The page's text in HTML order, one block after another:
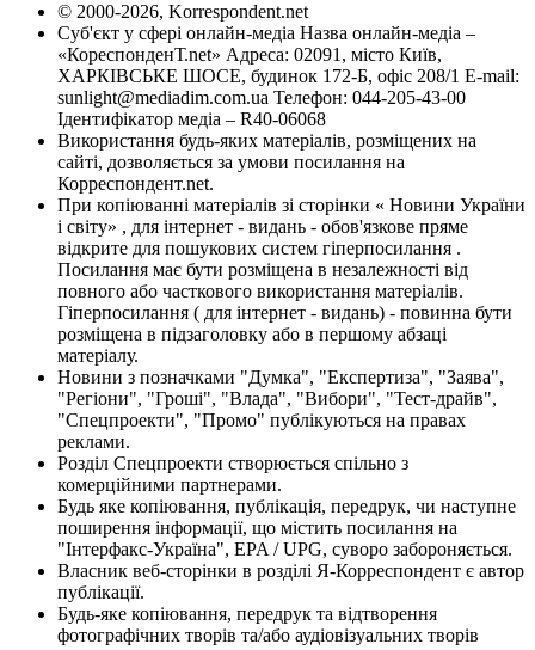
© 2000-2026, Korrespondent.net
Суб'єкт у сфері онлайн-медіа Назва онлайн-медіа –
«КореспонденТ.net» Адреса: 02091, місто Київ,
ХАРКІВСЬКЕ ШОСЕ, будинок 172-Б, офіс 208/1 E-mail:
sunlight@mediadim.com.ua Телефон: 044-205-43-00
Ідентифікатор медіа – R40-06068
Використання будь-яких матеріалів, розміщених на
сайті, дозволяється за умови посилання на
Корреспондент.net.
При копіюванні матеріалів зі сторінки « Новини України
і світу» , для інтернет - видань - обов'язкове пряме
відкрите для пошукових систем гіперпосилання .
Посилання має бути розміщена в незалежності від
повного або часткового використання матеріалів.
Гіперпосилання ( для інтернет - видань) - повинна бути
розміщена в підзаголовку або в першому абзаці
матеріалу.
Новини з позначками "Думка", "Експертиза", "Заява",
"Регіони", "Гроші", "Влада", "Вибори", "Тест-драйв",
"Спецпроекти", "Промо" публікуються на правах
реклами.
Розділ Спецпроекти створюється спільно з
комерційними партнерами.
Будь яке копіювання, публікація, передрук, чи наступне
поширення інформації, що містить посилання на
"Інтерфакс-Україна", EPA / UPG, суворо забороняється.
Власник веб-сторінки в розділі Я-Корреспондент є автор
публікації.
Будь-яке копіювання, передрук та відтворення
фотографічних творів та/або аудіовізуальних творів